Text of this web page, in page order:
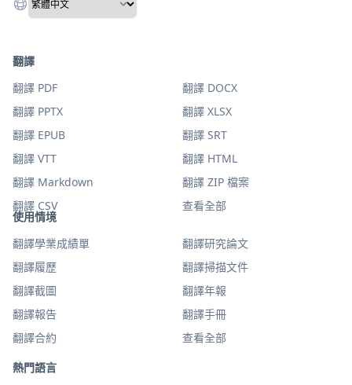
使用情境
翻譯學業成績單
翻譯研究論文
翻譯履歷
翻譯掃描文件
翻譯截圖
翻譯年報
翻譯報告
翻譯手冊
翻譯合約
查看全部
熱門語言
翻譯
翻譯 PDF
翻譯 DOCX
翻譯 PPTX
翻譯 XLSX
翻譯 EPUB
翻譯 SRT
翻譯 VTT
翻譯 HTML
翻譯 Markdown
翻譯 ZIP 檔案
翻譯 CSV
查看全部